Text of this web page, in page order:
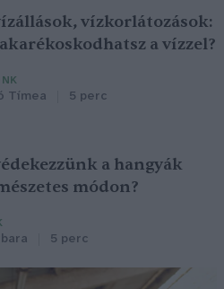
vízkorlátozások:
a vízzel?
Tímea 5 perc
a hangyák
módon?
5 perc